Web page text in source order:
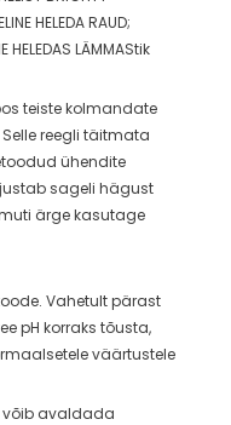
HELEDA RAUD;
LÄMMAStik
teiste kolmandate
reegli täitmata
ühendite
sageli hägust
ärge kasutage
Vahetult pärast
pH korraks tõusta,
väärtustele
võib avaldada